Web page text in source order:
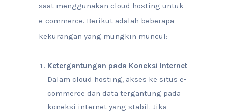
saat menggunakan cloud hosting untuk
e-commerce. Berikut adalah beberapa
kekurangan yang mungkin muncul:
Ketergantungan pada Koneksi Internet
Dalam cloud hosting, akses ke situs e-
commerce dan data tergantung pada
koneksi internet yang stabil. Jika